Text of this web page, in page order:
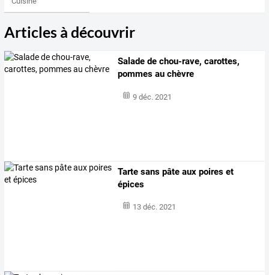
Articles à découvrir
Salade de chou-rave, carottes,
pommes au chèvre
9 déc. 2021
Tarte sans pâte aux poires et
épices
13 déc. 2021